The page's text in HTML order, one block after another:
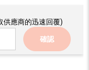
供應商的迅速回覆)
確認